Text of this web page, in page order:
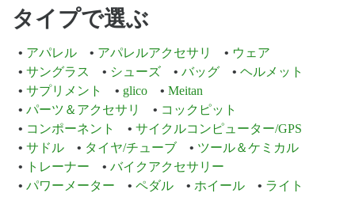
タイプで選ぶ
アパレル アパレルアクセサリ
ウェア
サングラス
シューズ バッグ
ヘルメット
サプリメント
glico
Meitan
パーツ＆アクセサリ
コックピット
コンポーネント
サイクルコンピューター/GPS
サドル
タイヤ/チューブ
ツール＆ケミカル
トレーナー
バイクアクセサリー
パワーメーター
ペダル ホイール
ライト